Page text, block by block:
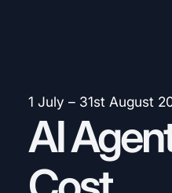
1 July – 31st August
AI